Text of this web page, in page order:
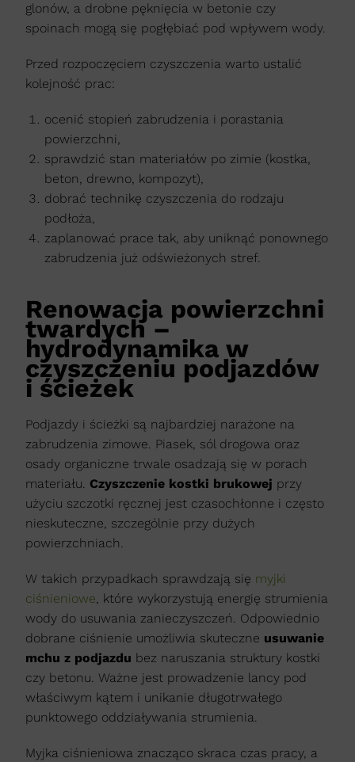
glonów, a drobne pęknięcia w betonie czy
spoinach mogą się pogłębiać pod wpływem wody.
Przed rozpoczęciem czyszczenia warto ustalić
kolejność prac:
ocenić stopień zabrudzenia i porastania
powierzchni,
sprawdzić stan materiałów po zimie (kostka,
beton, drewno, kompozyt),
dobrać technikę czyszczenia do rodzaju
podłoża,
zaplanować prace tak, aby uniknąć ponownego
zabrudzenia już odświeżonych stref.
Renowacja powierzchni
twardych –
hydrodynamika w
czyszczeniu podjazdów
i ścieżek
Podjazdy i ścieżki są najbardziej narażone na
zabrudzenia zimowe. Piasek, sól drogowa oraz
osady organiczne trwale osadzają się w porach
materiału. Czyszczenie kostki brukowej przy
użyciu szczotki ręcznej jest czasochłonne i często
nieskuteczne, szczególnie przy dużych
powierzchniach.
W takich przypadkach sprawdzają się myjki
ciśnieniowe, które wykorzystują energię strumienia
wody do usuwania zanieczyszczeń. Odpowiednio
dobrane ciśnienie umożliwia skuteczne usuwanie
mchu z podjazdu bez naruszania struktury kostki
czy betonu. Ważne jest prowadzenie lancy pod
właściwym kątem i unikanie długotrwałego
punktowego oddziaływania strumienia.
Myjka ciśnieniowa znacząco skraca czas pracy, a